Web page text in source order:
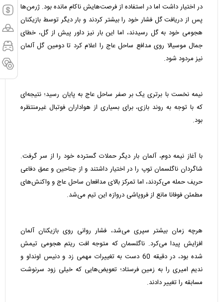
در اختیار داشت اما در استفاده از فرصت‌هایش ناکام مانده بود. ژرمن‌ها
پس از دریافت گل فشار خود را بیشتر کردند و بار دیگر توسط بازیکنان
هجومی خود به گل رسیدند، اما این بار نیز داور پیش از گل، خطای
جمال موسیالا روی مدافع ساحل عاج را اعلام کرد تا دومین گل آلمان
نیز مردود شود.
نیمه نخست با برتری یک بر صفر ساحل عاج به پایان رسید؛ نتیجه‌ای
که با توجه به روند بازی، برای بسیاری از هواداران فوتبال غیرمنتظره
بود.
با آغاز نیمه دوم، آلمان بار دیگر حملات گسترده خود را از سر گرفت.
شاگردان ناگلسمان توپ را در اختیار داشتند و از جناحین و عمق دفاعی
حریف حمله می‌کردند، اما تمرکز بالای مدافعان ساحل عاج و واکنش‌های
مطمئن فوفانا مانع از فروپاشی دروازه این تیم می‌شد.
هرچه زمان بیشتر سپری می‌شد، فشار روانی روی بازیکنان آلمان
افزایش پیدا می‌کرد. ناگلسمان که متوجه افت ریتم هجومی تیمش
شده بود، در دقیقه 60 دست به تغییرات مهمی زد و دنیس اونداو و
ندیم امیری را به زمین فرستاد؛ تعویض‌هایی که خیلی زود سرنوشت
مسابقه را تغییر دادند.